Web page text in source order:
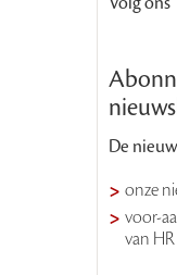
De
onze
voor-
van